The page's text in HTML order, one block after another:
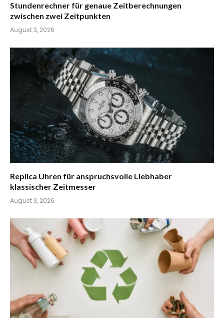
Stundenrechner für genaue Zeitberechnungen
zwischen zwei Zeitpunkten
August 3, 2026
Replica Uhren für anspruchsvolle Liebhaber
klassischer Zeitmesser
August 3, 2026